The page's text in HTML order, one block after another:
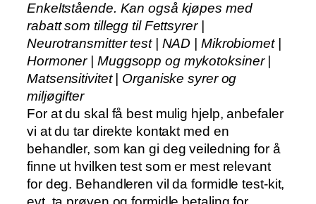
i
s
o
m
r
d
e
:
k
r
Enkeltstående. Kan også kjøpes med
rabatt som tillegg til Fettsyrer |
Neurotransmitter test | NAD | Mikrobiomet |
Hormoner | Muggsopp og mykotoksiner |
Matsensitivitet | Organiske syrer og
miljøgifter
For at du skal få best mulig hjelp, anbefaler
vi at du tar direkte kontakt med en
behandler, som kan gi deg veiledning for å
finne ut hvilken test som er mest relevant
for deg. Behandleren vil da formidle test-kit,